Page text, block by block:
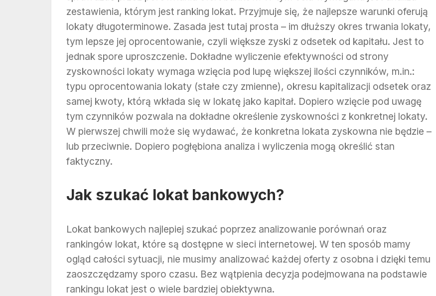
zestawienia, którym jest ranking lokat. Przyjmuje się, że najlepsze warunki oferują
lokaty długoterminowe. Zasada jest tutaj prosta – im dłuższy okres trwania lokaty,
tym lepsze jej oprocentowanie, czyli większe zyski z odsetek od kapitału. Jest to
jednak spore uproszczenie. Dokładne wyliczenie efektywności od strony
zyskowności lokaty wymaga wzięcia pod lupę większej ilości czynników, m.in.:
typu oprocentowania lokaty (stałe czy zmienne), okresu kapitalizacji odsetek oraz
samej kwoty, którą wkłada się w lokatę jako kapitał. Dopiero wzięcie pod uwagę
tym czynników pozwala na dokładne określenie zyskowności z konkretnej lokaty.
W pierwszej chwili może się wydawać, że konkretna lokata zyskowna nie będzie –
lub przeciwnie. Dopiero pogłębiona analiza i wyliczenia mogą określić stan
faktyczny.
Jak szukać lokat bankowych?
Lokat bankowych najlepiej szukać poprzez analizowanie porównań oraz
rankingów lokat, które są dostępne w sieci internetowej. W ten sposób mamy
ogląd całości sytuacji, nie musimy analizować każdej oferty z osobna i dzięki temu
zaoszczędzamy sporo czasu. Bez wątpienia decyzja podejmowana na podstawie
rankingu lokat jest o wiele bardziej obiektywna.